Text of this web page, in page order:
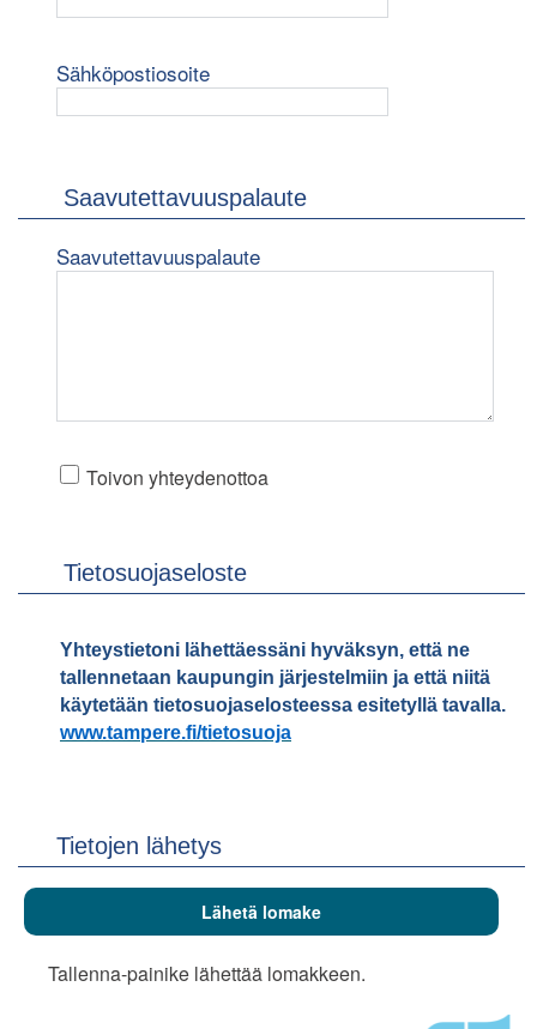
Sähköpostiosoite
Saavutettavuuspalaute
Saavutettavuuspalaute
Toivon yhteydenottoa
Tietosuojaseloste
Yhteystietoni lähettäessäni hyväksyn, että ne
tallennetaan kaupungin järjestelmiin ja että niitä
käytetään tietosuojaselosteessa esitetyllä tavalla.
www.tampere.fi/tietosuoja
Tietojen lähetys
Tallenna-painike lähettää lomakkeen.